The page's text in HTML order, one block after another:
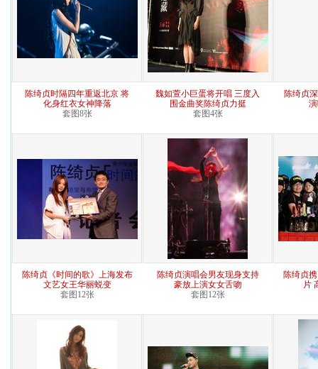
陈绮贞时隔四年重返北京 将
化身红衣女神降落
套图8张
魏如萱小巨蛋将开唱 三度入
围金曲奖陈绮贞力挺
套图4张
陈绮贞
陈绮贞《时间的歌》上海发布
文艺女王华丽蜕变
套图12张
陈绮贞演唱会男友现身支持
豪放上演女女舌吻
套图12张
陈绮贞
片